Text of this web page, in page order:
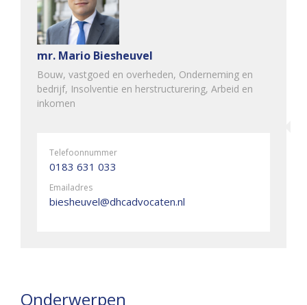
mr. Mario Biesheuvel
Bouw, vastgoed en overheden, Onderneming en
bedrijf, Insolventie en herstructurering, Arbeid en
inkomen
Telefoonnummer
0183 631 033
Emailadres
biesheuvel@dhcadvocaten.nl
Onderwerpen